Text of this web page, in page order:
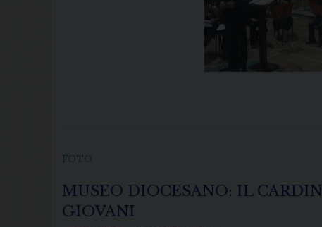
FOTO
MUSEO DIOCESANO: IL
GIOVANI